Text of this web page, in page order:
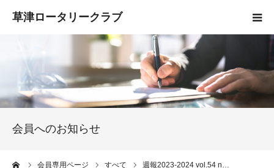
会員へのお知らせ
会員専用ページ すべて 週報2023-2024 vol.54 n…
クラブ概要
入会案内